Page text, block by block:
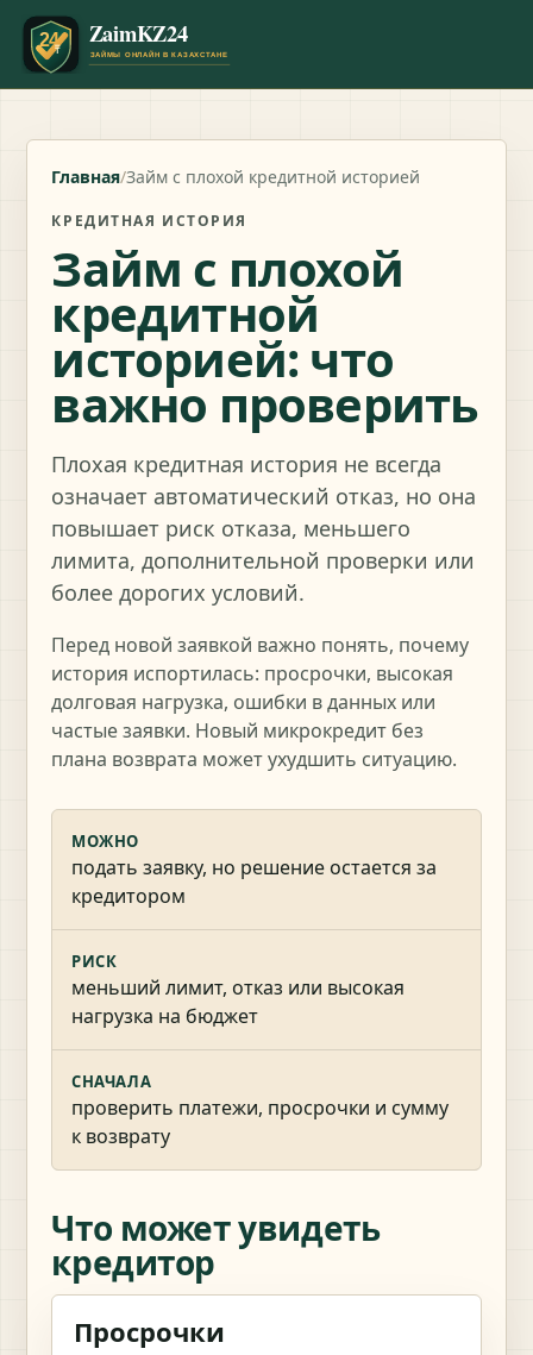
Главная/Займ с плохой кредитной историей
КРЕДИТНАЯ ИСТОРИЯ
Займ с плохой
кредитной
историей: что
важно проверить
Плохая кредитная история не всегда
означает автоматический отказ, но она
повышает риск отказа, меньшего
лимита, дополнительной проверки или
более дорогих условий.
Перед новой заявкой важно понять, почему
история испортилась: просрочки, высокая
долговая нагрузка, ошибки в данных или
частые заявки. Новый микрокредит без
плана возврата может ухудшить ситуацию.
МОЖНО
подать заявку, но решение остается за
кредитором
РИСК
меньший лимит, отказ или высокая
нагрузка на бюджет
СНАЧАЛА
проверить платежи, просрочки и сумму
к возврату
Что может увидеть
кредитор
Просрочки